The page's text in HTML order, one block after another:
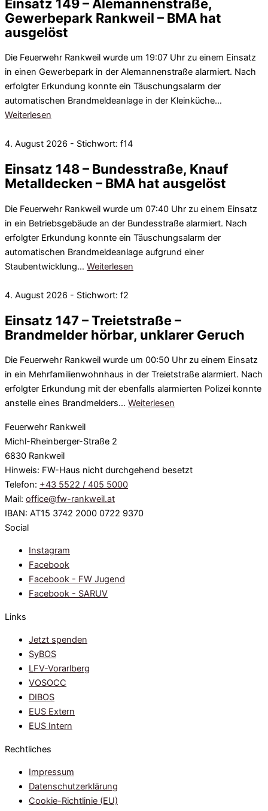
Einsatz 149 – Alemannenstraße,
Gewerbepark Rankweil – BMA hat
ausgelöst
Die Feuerwehr Rankweil wurde um 19:07 Uhr zu einem Einsatz
in einen Gewerbepark in der Alemannenstraße alarmiert. Nach
erfolgter Erkundung konnte ein Täuschungsalarm der
automatischen Brandmeldeanlage in der Kleinküche…
Weiterlesen
4. August 2026 - Stichwort: f14
Einsatz 148 – Bundesstraße, Knauf
Metalldecken – BMA hat ausgelöst
Die Feuerwehr Rankweil wurde um 07:40 Uhr zu einem Einsatz
in ein Betriebsgebäude an der Bundesstraße alarmiert. Nach
erfolgter Erkundung konnte ein Täuschungsalarm der
automatischen Brandmeldeanlage aufgrund einer
Staubentwicklung… Weiterlesen
4. August 2026 - Stichwort: f2
Einsatz 147 – Treietstraße –
Brandmelder hörbar, unklarer Geruch
Die Feuerwehr Rankweil wurde um 00:50 Uhr zu einem Einsatz
in ein Mehrfamilienwohnhaus in der Treietstraße alarmiert. Nach
erfolgter Erkundung mit der ebenfalls alarmierten Polizei konnte
anstelle eines Brandmelders… Weiterlesen
Feuerwehr Rankweil
Michl-Rheinberger-Straße 2
6830 Rankweil
Hinweis: FW-Haus nicht durchgehend besetzt
Telefon: +43 5522 / 405 5000
Mail: office@fw-rankweil.at
IBAN: AT15 3742 2000 0722 9370
Social
Instagram
Facebook
Facebook - FW Jugend
Facebook - SARUV
Links
Jetzt spenden
SyBOS
LFV-Vorarlberg
VOSOCC
DIBOS
EUS Extern
EUS Intern
Rechtliches
Impressum
Datenschutzerklärung
Cookie-Richtlinie (EU)